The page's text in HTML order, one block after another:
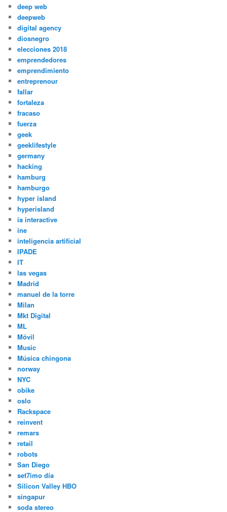
deep web
deepweb
digital agency
diosnegro
elecciones 2018
emprendedores
emprendimiento
entreprenour
fallar
fortaleza
fracaso
fuerza
geek
geeklifestyle
germany
hacking
hamburg
hamburgo
hyper island
hyperisland
ia interactive
ine
inteligencia artificial
IPADE
IT
las vegas
Madrid
manuel de la torre
Milan
Mkt Digital
ML
Móvil
Music
Música chingona
norway
NYC
obike
oslo
Rackspace
reinvent
remars
retail
robots
San Diego
set7imo día
Silicon Valley HBO
singapur
soda stereo